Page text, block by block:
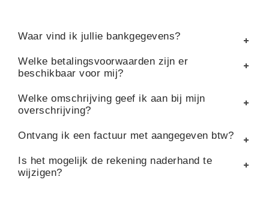
Waar vind ik jullie bankgegevens?
Welke betalingsvoorwaarden zijn er
beschikbaar voor mij?
Welke omschrijving geef ik aan bij mijn
overschrijving?
Ontvang ik een factuur met aangegeven btw?
Is het mogelijk de rekening naderhand te
wijzigen?